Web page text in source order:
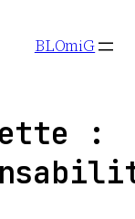
BLOmiG
: